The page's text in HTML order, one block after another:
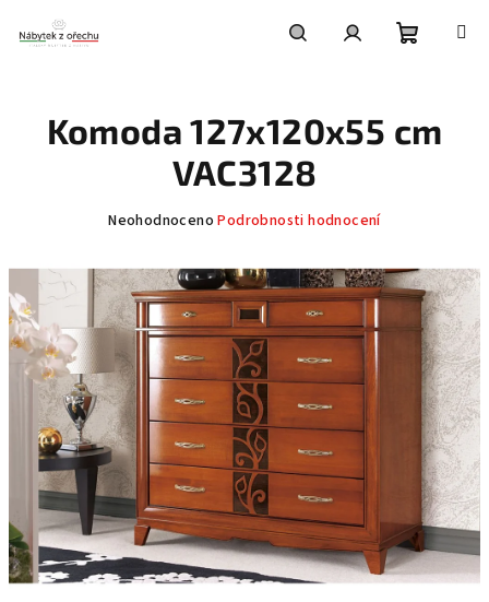
obsah
košík
Komoda 127x120x55 cm
VAC3128
Průměrné
produktu
je
0,0
z
hvězdiček.
Neohodnoceno Podrobnosti hodnocení